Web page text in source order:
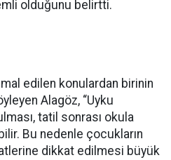
olduğunu belirtti.
edilen konulardan birinin
Alagöz, “Uyku
tatil sonrası okula
Bu nedenle çocukların
dikkat edilmesi büyük